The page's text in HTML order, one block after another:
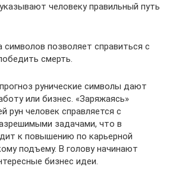
человеку правильный путь
символов позволяет справиться с
смерть.
рунические символы дают
или бизнес. «Заряжаясь»
рун человек справляется с
задачами, что в
к повышению по карьерной
подъему. В голову начинают
бизнес идеи.